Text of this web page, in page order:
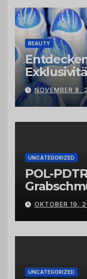
BEAUTY
NOVEMBER 8,
UNCATEGORIZED
POL-
OKTOBER 19,
UNCATEGORIZED